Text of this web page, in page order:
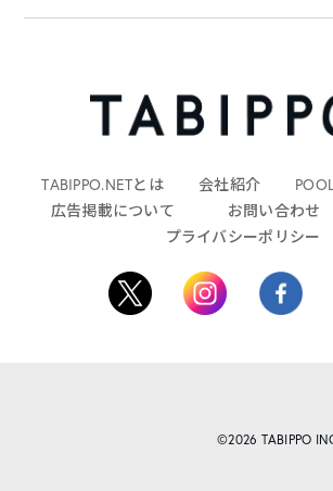
TABIPPO.NETとは 会社紹介
広告掲載について
お問い合わせ
プライバシーポリシー
©2026 TABIPPO